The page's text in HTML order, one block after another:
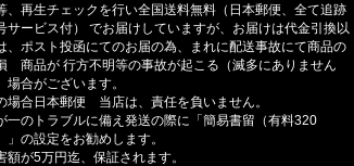
、再生チェックを行い全国送料無料（日本郵便、全て追跡
サービス付） でお届けしていますが、お届けは代金引換以
、ポスト投函にてのお届の為、まれに配送事故にて商品の
商品が 行方不明等の事故が起こる（滅多にありません
場合がございます。
場合日本郵便 当店は、責任を負いません。
一のトラブルに備え発送の際に「簡易書留（有料320
」の設定をお勧めします。
額が5万円迄、保証されます。